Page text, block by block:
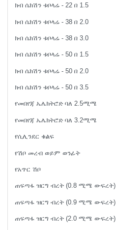
ክብ ሴክሽን ቱቦላሬ - 22 በ 1.5
ክብ ሴክሽን ቱቦላሬ - 38 በ 2.0
ክብ ሴክሽን ቱቦላሬ - 38 በ 3.0
ክብ ሴክሽን ቱቦላሬ - 50 በ 1.5
ክብ ሴክሽን ቱቦላሬ - 50 በ 2.0
ክብ ሴክሽን ቱቦላሬ - 50 በ 3.5
የመበየጃ ኤሌክትሮድ ባለ 2.5ሚሜ
የመበየጃ ኤሌክትሮድ ባለ 3.2ሚሜ
የሲሊንደር ቁልፍ
የሽቦ መረብ ወይም ወንፊት
የአጥር ሽቦ
ጠፍጣፋ ዝርግ ብረት (0.8 ሚሜ ውፍረት)
ጠፍጣፋ ዝርግ ብረት (0.9 ሚሜ ውፍረት)
ጠፍጣፋ ዝርግ ብረት (2.0 ሚሜ ውፍረት)